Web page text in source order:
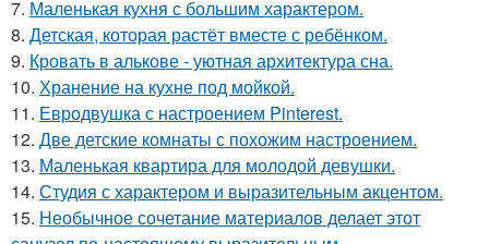
7. Маленькая кухня с большим характером.
8. Детская, которая растёт вместе с ребёнком.
9. Кровать в алькове - уютная архитектура сна.
10. Хранение на кухне под мойкой.
11. Евродвушка с настроением Pinterest.
12. Две детские комнаты с похожим настроением.
13. Маленькая квартира для молодой девушки.
14. Студия с характером и выразительным акцентом.
15. Необычное сочетание материалов делает этот